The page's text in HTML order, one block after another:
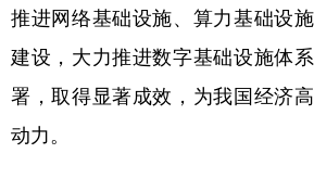
推进网络基础设施、算力基础设
建设，大力推进数字基础设施体
署，取得显著成效，为我国经济
动力。